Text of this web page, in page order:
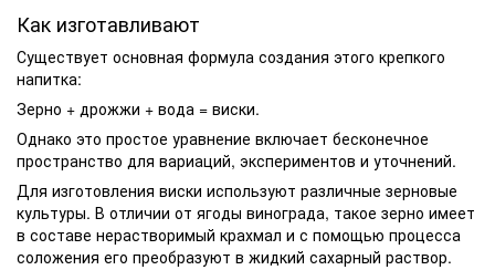
Как изготавливают
Существует основная формула создания этого крепкого
напитка:
Зерно + дрожжи + вода = виски.
Однако это простое уравнение включает бесконечное
пространство для вариаций, экспериментов и уточнений.
Для изготовления виски используют различные зерновые
культуры. В отличии от ягоды винограда, такое зерно имеет
в составе нерастворимый крахмал и с помощью процесса
соложения его преобразуют в жидкий сахарный раствор.